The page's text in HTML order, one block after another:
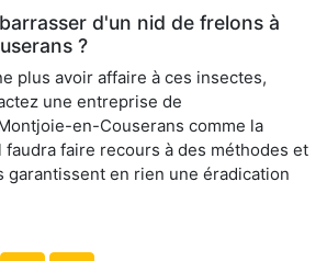
d'un nid de frelons à
?
plus avoir affaire à ces insectes,
une entreprise de
en-Couserans comme la
faire recours à des méthodes et
garantissent en rien une éradication